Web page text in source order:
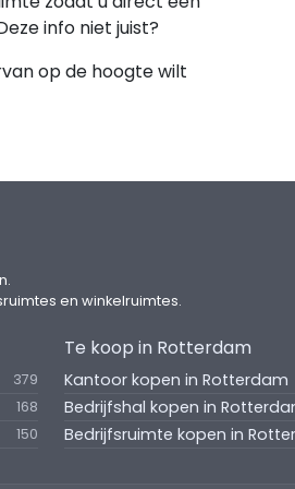
turn-key oplevering.
voor de eventuele
projectinformatie berust
toestemming van
projectinformatie dient
info niet juist?
op de hoogte wilt
en winkelruimtes.
379
168
150
Te koop in Rotterdam
Kantoor kopen in Rotterdam
Bedrijfshal kopen in
Bedrijfsruimte kopen in